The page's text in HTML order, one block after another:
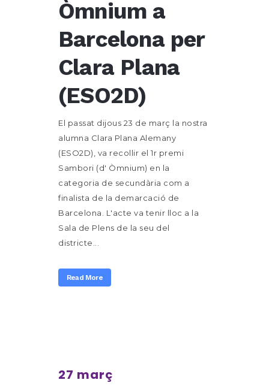
Òmnium a
Barcelona per
Clara Plana
(ESO2D)
El passat dijous 23 de març la nostra
alumna Clara Plana Alemany
(ESO2D), va recollir el 1r premi
Sambori (d' Òmnium) en la
categoria de secundària com a
finalista de la demarcació de
Barcelona. L'acte va tenir lloc a la
Sala de Plens de la seu del
districte...
Read More
27 març